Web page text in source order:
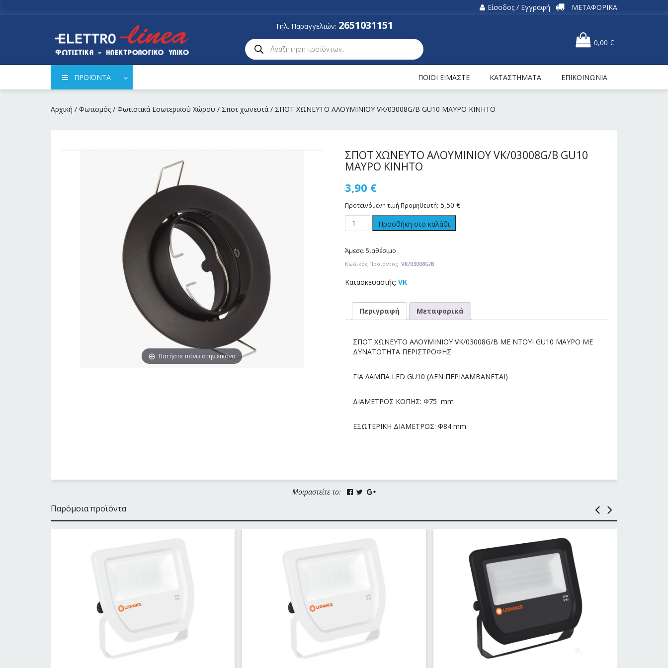
Είσοδος / Εγγραφή
ΜΕΤΑΦΟΡΙΚΑ
Τηλ. Παραγγελιών: 2651031151
0,00 €
ΠΡΟΪΟΝΤΑ ΠΟΙΟΙ ΕΙΜΑΣΤΕ ΚΑΤΑΣΤΗΜΑΤΑ ΕΠΙΚΟΙΝΩΝΙΑ
Αρχική / Φωτισμός / Φωτιστικά Εσωτερικού Χώρου / Σποτ χωνευτά / ΣΠΟΤ ΧΩΝΕΥΤΟ ΑΛΟΥΜΙΝΙΟΥ VK/03008G/B GU10 ΜΑΥΡΟ KINHTO
Πατήστε πάνω στην εικόνα
ΣΠΟΤ ΧΩΝΕΥΤΟ ΑΛΟΥΜΙΝΙΟΥ VK/03008G/B GU10
ΜΑΥΡΟ KINHTO
3,90 €
Προτεινόμενη τιμή Προμηθευτή: 5,50 €
Προσθήκη στο καλάθι
Άμεσα διαθέσιμο
Κωδικός Προϊόντος: VK/03008G/B
Κατασκευαστής: VK
Περιγραφή Μεταφορικά
ΣΠΟΤ ΧΩΝΕΥΤΟ ΑΛΟΥΜΙΝΙΟΥ VK/03008G/B ΜΕ ΝΤΟΥΙ GU10 ΜΑΥΡΟ ME
ΔΥΝΑΤΟΤΗΤΑ ΠΕΡΙΣΤΡΟΦΗΣ
ΓΙΑ ΛΑΜΠΑ LED GU10 (ΔΕΝ ΠΕΡΙΛΑΜΒΑΝΕΤΑΙ)
ΔΙΑΜΕΤΡΟΣ ΚΟΠΗΣ: Φ75 mm
ΕΞΩΤΕΡΙΚΗ ΔΙΑΜΕΤΡΟΣ: Φ84 mm
Μοιραστείτε το:
Παρόμοια προϊόντα